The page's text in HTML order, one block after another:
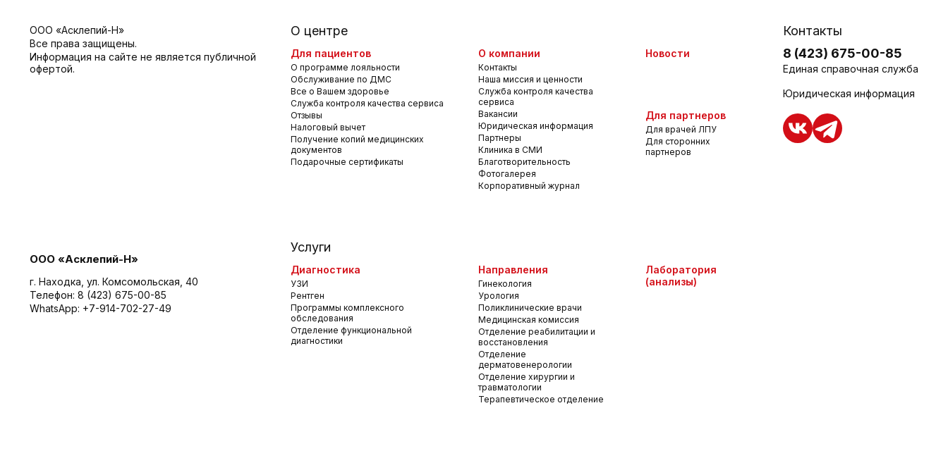
ООО «Асклепий-Н»
Все права защищены.
Информация на сайте не является публичной
офертой.
ООО «Асклепий-Н»
г. Находка, ул. Комсомольская, 40
Телефон: 8 (423) 675-00-85
WhatsApp: +7-914-702-27-49
О центре
Для пациентов
О программе лояльности
Обслуживание по ДМС
Все о Вашем здоровье
Служба контроля качества сервиса
Отзывы
Налоговый вычет
Получение копий медицинских
документов
Подарочные сертификаты
О компании
Контакты
Наша миссия и ценности
Служба контроля качества
сервиса
Вакансии
Юридическая информация
Партнеры
Клиника в СМИ
Благотворительность
Фотогалерея
Корпоративный журнал
Новости
Для партнеров
Для врачей ЛПУ
Для сторонних
партнеров
Услуги
Диагностика
УЗИ
Рентген
Программы комплексного
обследования
Отделение функциональной
диагностики
Направления
Гинекология
Урология
Поликлинические врачи
Медицинская комиссия
Отделение реабилитации и
восстановления
Отделение
дерматовенерологии
Отделение хирургии и
травматологии
Терапевтическое отделение
Лаборатория
(анализы)
Контакты
8 (423) 675-00-85
Единая справочная служба
Юридическая информация